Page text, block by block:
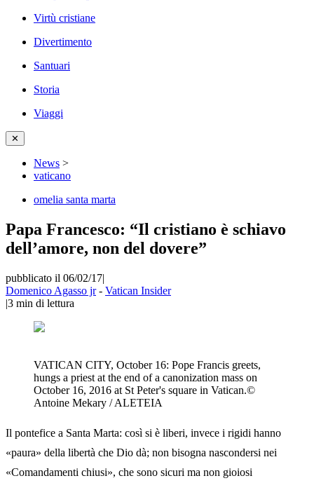
Virtù cristiane
Divertimento
Santuari
Storia
Viaggi
✕
News >
vaticano
omelia santa marta
Papa Francesco: “Il cristiano è schiavo
dell’amore, non del dovere”
pubblicato il 06/02/17|
Domenico Agasso jr- Vatican Insider
|3 min di lettura
VATICAN CITY, October 16: Pope Francis greets,
hungs a priest at the end of a canonization mass on
October 16, 2016 at St Peter's square in Vatican.©
Antoine Mekary / ALETEIA
Il pontefice a Santa Marta: così si è liberi, invece i rigidi hanno
«paura» della libertà che Dio dà; non bisogna nascondersi nei
«Comandamenti chiusi», che sono sicuri ma non gioiosi